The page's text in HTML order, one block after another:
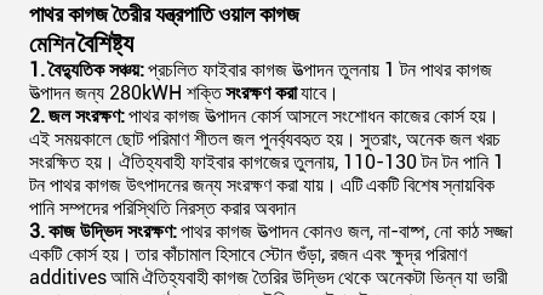
পাথর কাগজ তৈরীর যন্ত্রপাতি ওয়াল কাগজ
মেশিনবৈশিষ্ট্য
1.বৈদ্যুতিক সঞ্চয়:প্রচলিত ফাইবার কাগজ উত্পাদন তুলনায় 1 টন পাথর কাগজ
উত্পাদন জন্য 280kWH শক্তিসংরক্ষণ করাযাবে।
2.জল সংরক্ষণ:পাথর কাগজ উত্পাদন কোর্স আসলে সংশোধন কাজের কোর্স হয়।
এই সময়কালে ছোট পরিমাণ শীতল জল পুনর্ব্যবহৃত হয়। সুতরাং, অনেক জল খরচ
সংরক্ষিত হয়। ঐতিহ্যবাহী ফাইবার কাগজের তুলনায়, 110-130 টন টন পানি 1
টন পাথর কাগজ উৎপাদনের জন্য সংরক্ষণ করা যায়। এটিএকটি বিশেষস্নায়বিক
পানি সম্পদের পরিস্থিতি নিরস্ত করার অবদান
3.কাজ উদ্ভিদ সংরক্ষণ:পাথর কাগজ উত্পাদন কোনও জল, না-বাষ্প, নো কাঠ সজ্জা
একটি কোর্স হয়। তার কাঁচামাল হিসাবে স্টোন গুঁড়া, রজন এবং ক্ষুদ্র পরিমাণ
additivesআমিঐতিহ্যবাহীকাগজ তৈরির উদ্ভিদথেকে অনেকটা ভিন্নযা ভারী